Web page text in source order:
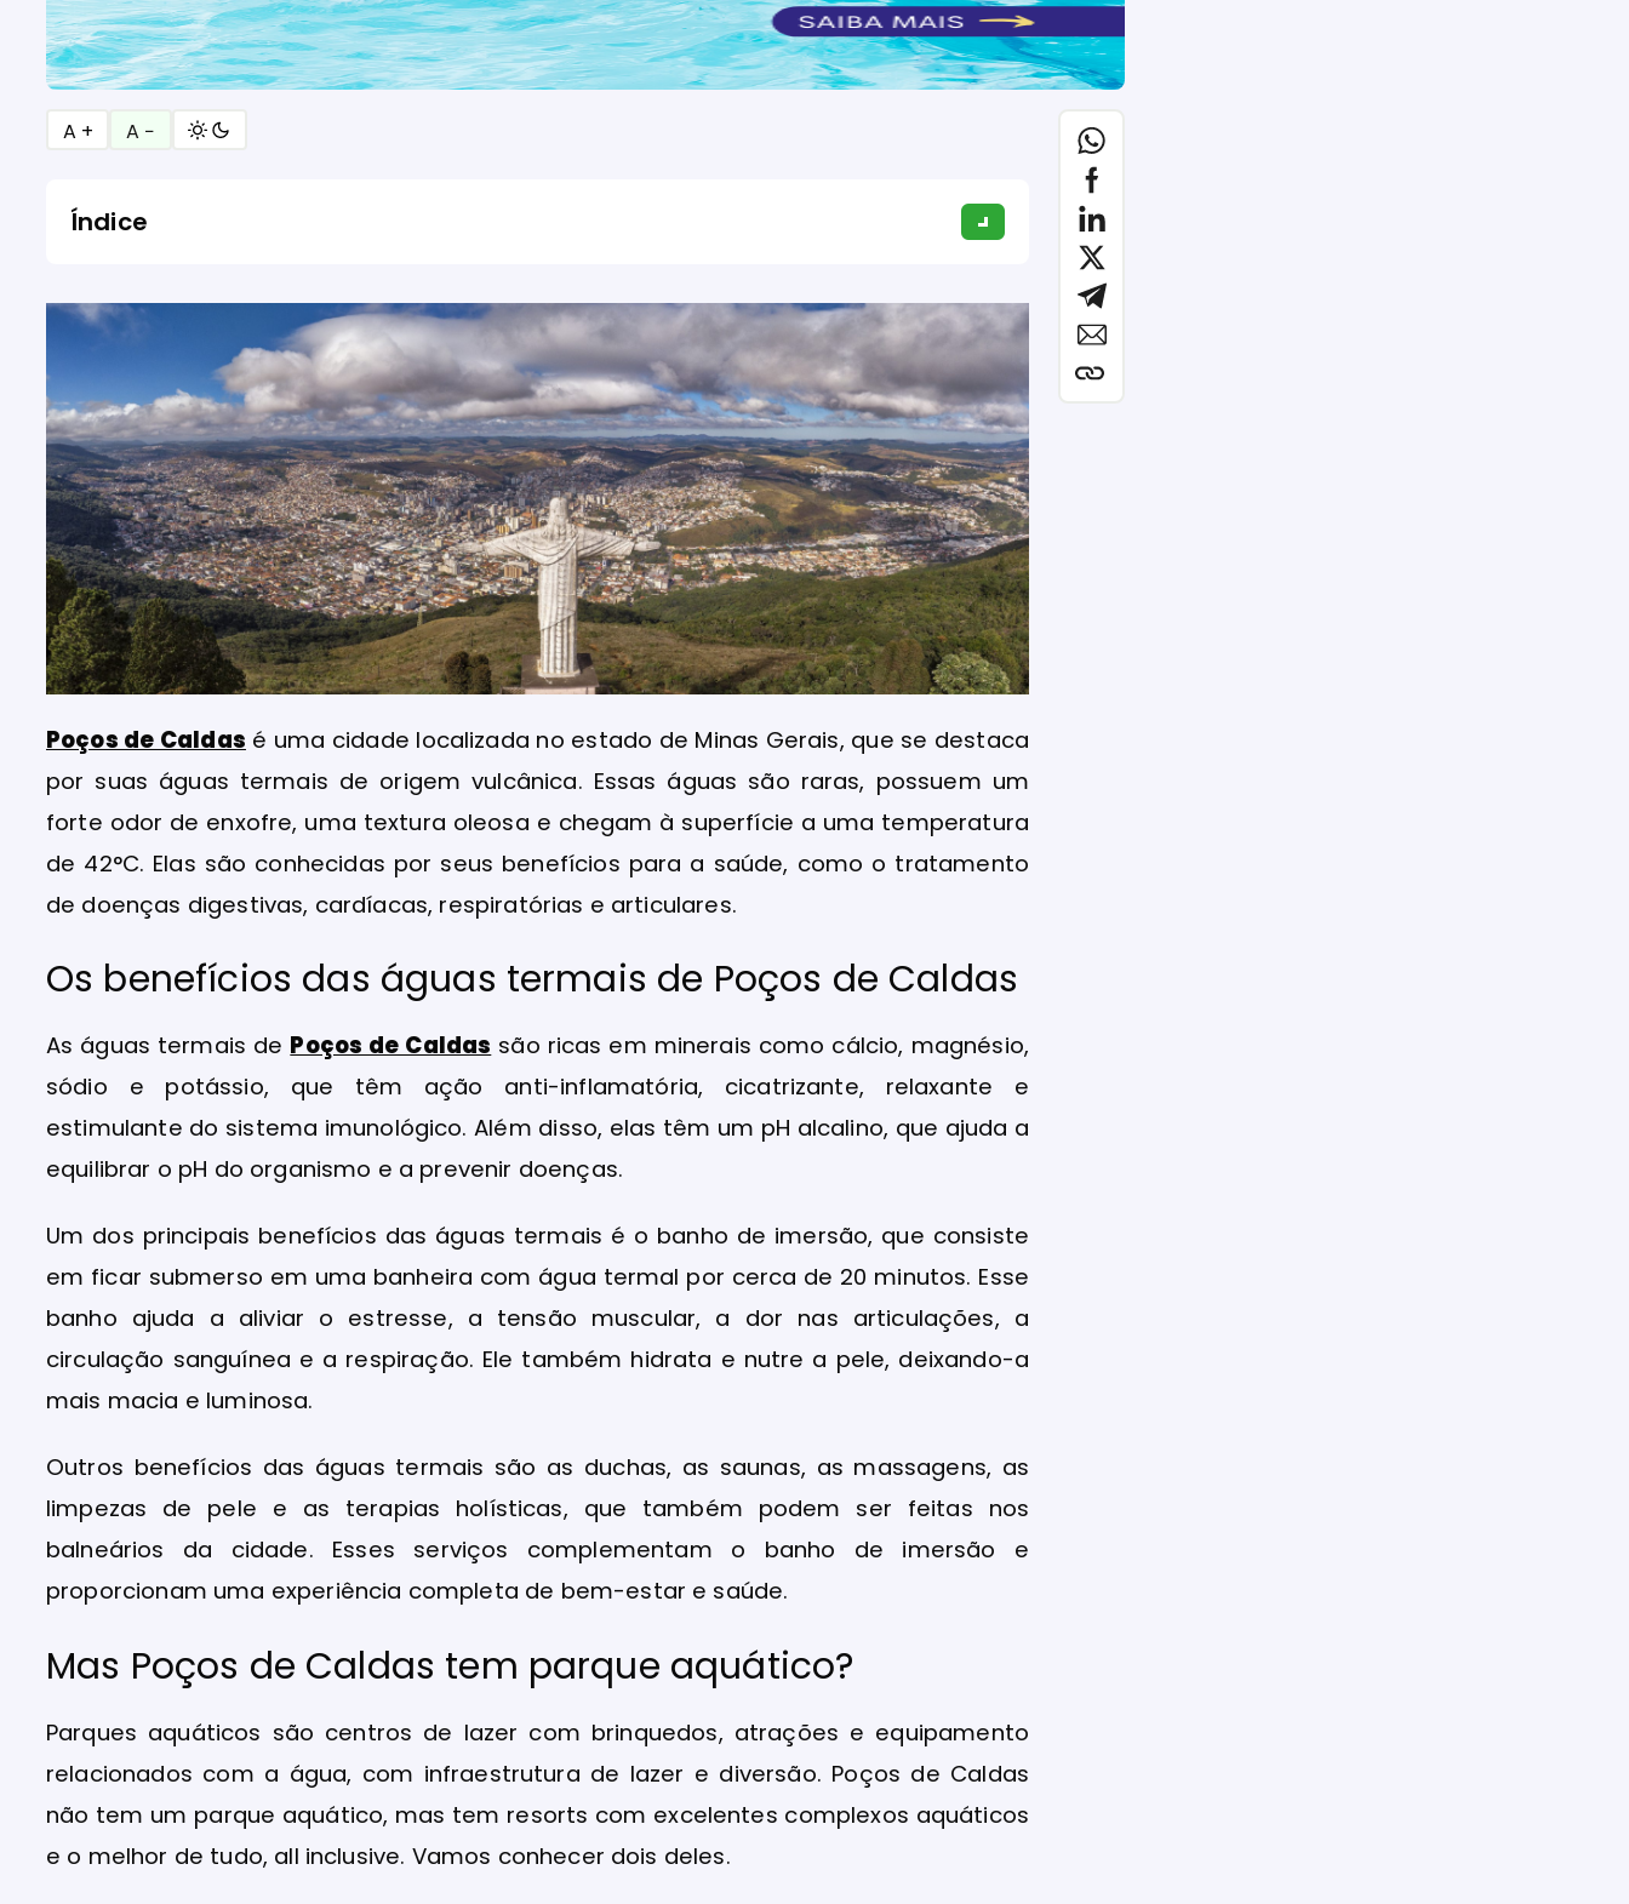
A + A −
Índice
Poços de Caldas é uma cidade localizada no estado de Minas Gerais, que se destaca
por suas águas termais de origem vulcânica. Essas águas são raras, possuem um
forte odor de enxofre, uma textura oleosa e chegam à superfície a uma temperatura
de 42°C. Elas são conhecidas por seus benefícios para a saúde, como o tratamento
de doenças digestivas, cardíacas, respiratórias e articulares.
Os benefícios das águas termais de Poços de Caldas
As águas termais de Poços de Caldas são ricas em minerais como cálcio, magnésio,
sódio e potássio, que têm ação anti-inflamatória, cicatrizante, relaxante e
estimulante do sistema imunológico. Além disso, elas têm um pH alcalino, que ajuda a
equilibrar o pH do organismo e a prevenir doenças.
Um dos principais benefícios das águas termais é o banho de imersão, que consiste
em ficar submerso em uma banheira com água termal por cerca de 20 minutos. Esse
banho ajuda a aliviar o estresse, a tensão muscular, a dor nas articulações, a
circulação sanguínea e a respiração. Ele também hidrata e nutre a pele, deixando-a
mais macia e luminosa.
Outros benefícios das águas termais são as duchas, as saunas, as massagens, as
limpezas de pele e as terapias holísticas, que também podem ser feitas nos
balneários da cidade. Esses serviços complementam o banho de imersão e
proporcionam uma experiência completa de bem-estar e saúde.
Mas Poços de Caldas tem parque aquático?
Parques aquáticos são centros de lazer com brinquedos, atrações e equipamento
relacionados com a água, com infraestrutura de lazer e diversão. Poços de Caldas
não tem um parque aquático, mas tem resorts com excelentes complexos aquáticos
e o melhor de tudo, all inclusive. Vamos conhecer dois deles.